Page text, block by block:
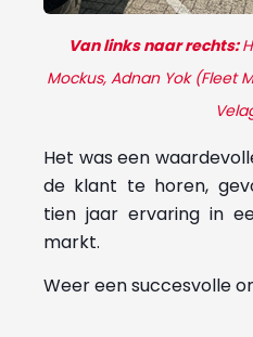
Van links naar rechts:
Mockus, Adnan Yok (Fleet
Het was een
de klant te horen,
tien jaar ervaring in
markt.
Weer een succesvolle